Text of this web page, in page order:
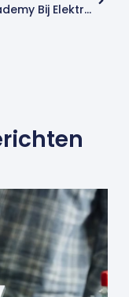
BOB Academy Bij Elektrolas